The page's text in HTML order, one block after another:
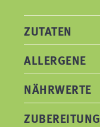
ZUTATEN
ALLERGENE
NÄHRWERTE
ZUBEREITUNG